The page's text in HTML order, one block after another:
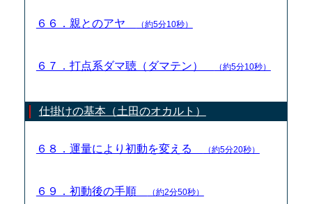
６６．親とのアヤ （約5分10秒）
６７．打点系ダマ聴（ダマテン） （約5分10秒）
仕掛けの基本（土田のオカルト）
６８．運量により初動を変える （約5分20秒）
６９．初動後の手順 （約2分50秒）